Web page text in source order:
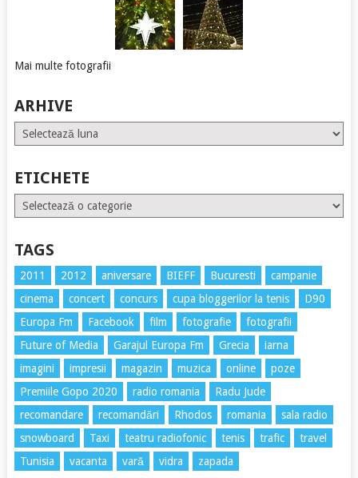
Mai multe fotografii
ARHIVE
Arhive
ETICHETE
Etichete
TAGS
2011 2012 aniversare BIEFF Bucuresti
campanie
cinema
concert concurs cupa bloggerilor la tenis
D90
Europa Fm
Facebook film fotografie
fotografii
Future of Media
Garajul Europa Fm Grecia
iarna
imagini
impresii magazin muzica online
poze
Premiile Gopo 2020
radio romania
Radu Jude
recomandare
recomandări Rhodos romania
sala radio
snowboard
Taxi teatru radiofonic tenis trafic
travel
Tunisia
vacanta vară vidra zapada